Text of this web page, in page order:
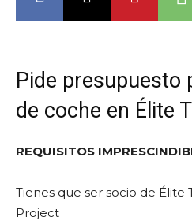
Pide presupuesto
de coche en Élite
REQUISITOS
Tienes que ser socio de Élite
Project